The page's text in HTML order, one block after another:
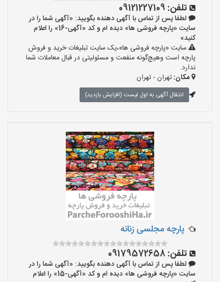
تلفن: 09121227109
لطفا پس از تماس با آگهی دهنده بگویید: «آگهی شما را در
سایت «پارچه فروشی ها» دیده ام و کد «آگهی-16» را اعلام
کنید»
سایت «پارچه فروشی ها»،یک سایت تبلیغات خرید و فروش
پارچه است وهیچ‌گونه منفعت و مسئولیتی در قبال معاملات شما
ندارد.
مکان:تهران - تهران
انتقال آگهی به اول لیست (افزایش بازدید)
پارچه مجلسی زنانه
تلفن: 09179572658
لطفا پس از تماس با آگهی دهنده بگویید: «آگهی شما را در
سایت «پارچه فروشی ها» دیده ام و کد «آگهی-15» را اعلام